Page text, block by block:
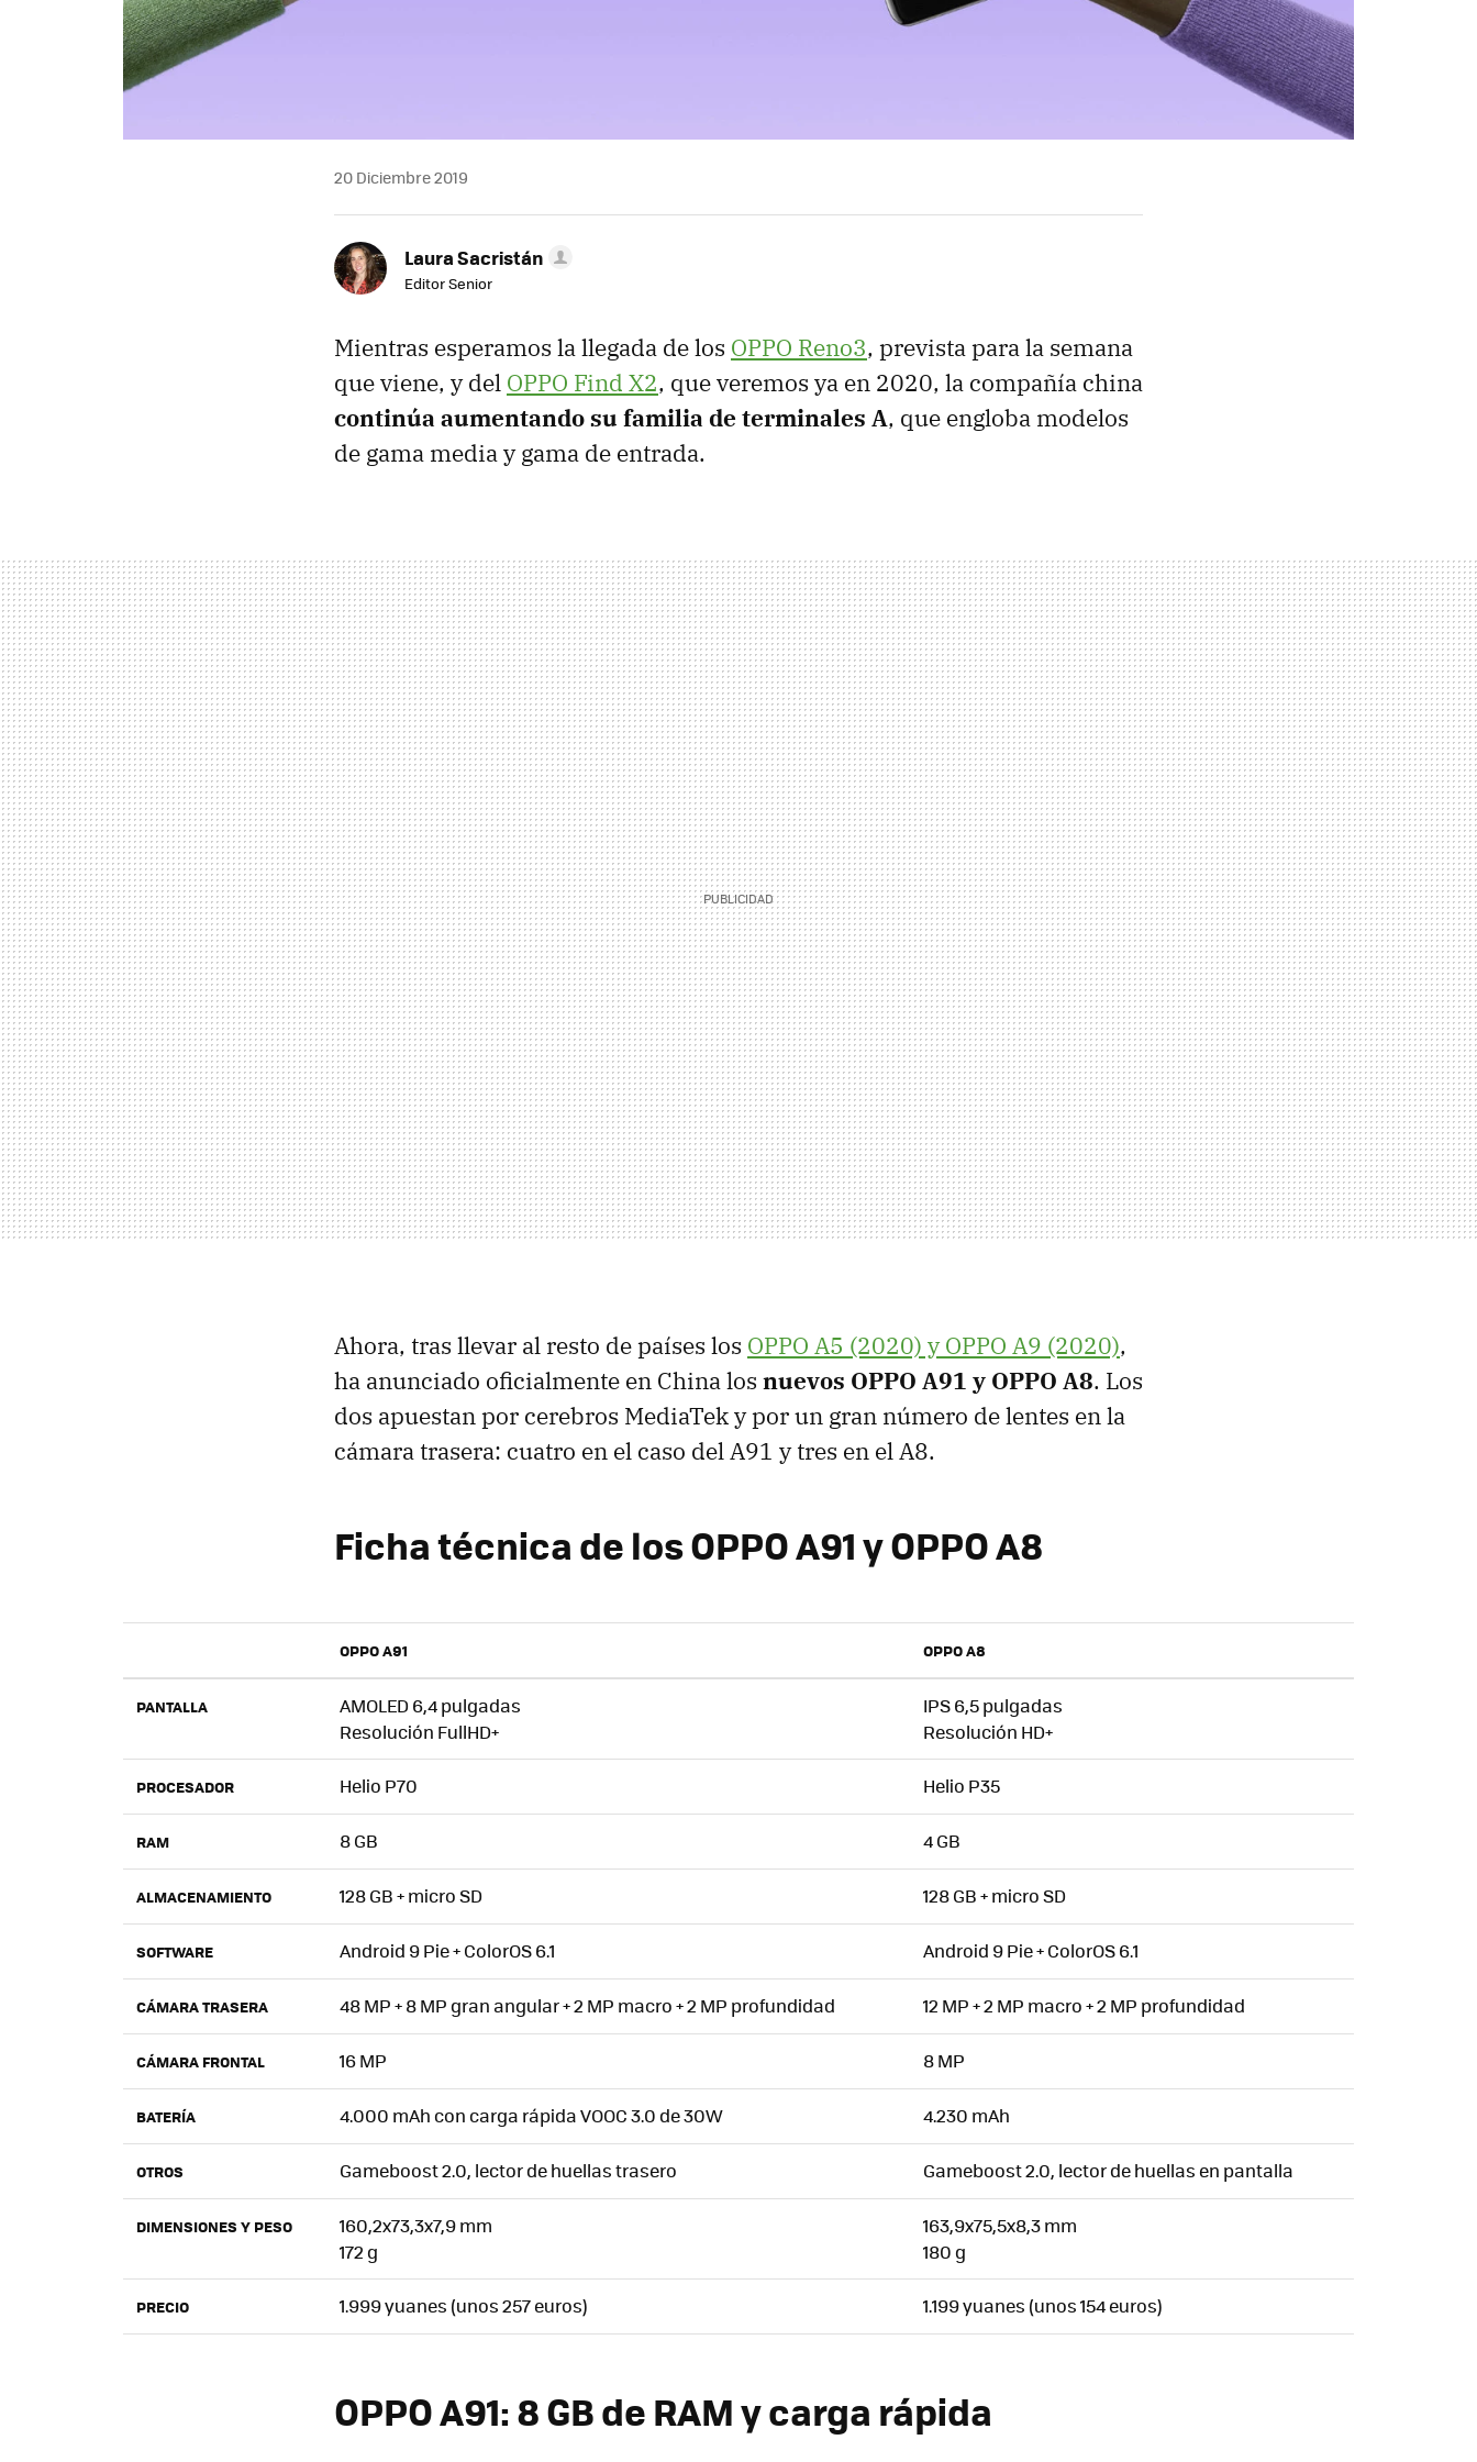
20 Diciembre 2019
Laura Sacristán
Editor Senior
Mientras esperamos la llegada de los OPPO Reno3, prevista para la semana
que viene, y del OPPO Find X2, que veremos ya en 2020, la compañía china
continúa aumentando su familia de terminales A, que engloba modelos
de gama media y gama de entrada.
Ahora, tras llevar al resto de países los OPPO A5 (2020) y OPPO A9 (2020),
ha anunciado oficialmente en China los nuevos OPPO A91 y OPPO A8. Los
dos apuestan por cerebros MediaTek y por un gran número de lentes en la
cámara trasera: cuatro en el caso del A91 y tres en el A8.
Ficha técnica de los OPPO A91 y OPPO A8
OPPO A91 OPPO A8
PANTALLA
AMOLED 6,4 pulgadas
Resolución FullHD+
IPS 6,5 pulgadas
Resolución HD+
PROCESADOR Helio P70 Helio P35
RAM 8 GB 4 GB
ALMACENAMIENTO 128 GB + micro SD 128 GB + micro SD
SOFTWARE Android 9 Pie + ColorOS 6.1 Android 9 Pie + ColorOS 6.1
CÁMARA TRASERA 48 MP + 8 MP gran angular + 2 MP macro + 2 MP profundidad 12 MP + 2 MP macro + 2 MP profundidad
CÁMARA FRONTAL 16 MP 8 MP
BATERÍA 4.000 mAh con carga rápida VOOC 3.0 de 30W 4.230 mAh
OTROS Gameboost 2.0, lector de huellas trasero Gameboost 2.0, lector de huellas en pantalla
DIMENSIONES Y PESO
160,2x73,3x7,9 mm
172 g
163,9x75,5x8,3 mm
180 g
PRECIO 1.999 yuanes (unos 257 euros) 1.199 yuanes (unos 154 euros)
OPPO A91: 8 GB de RAM y carga rápida